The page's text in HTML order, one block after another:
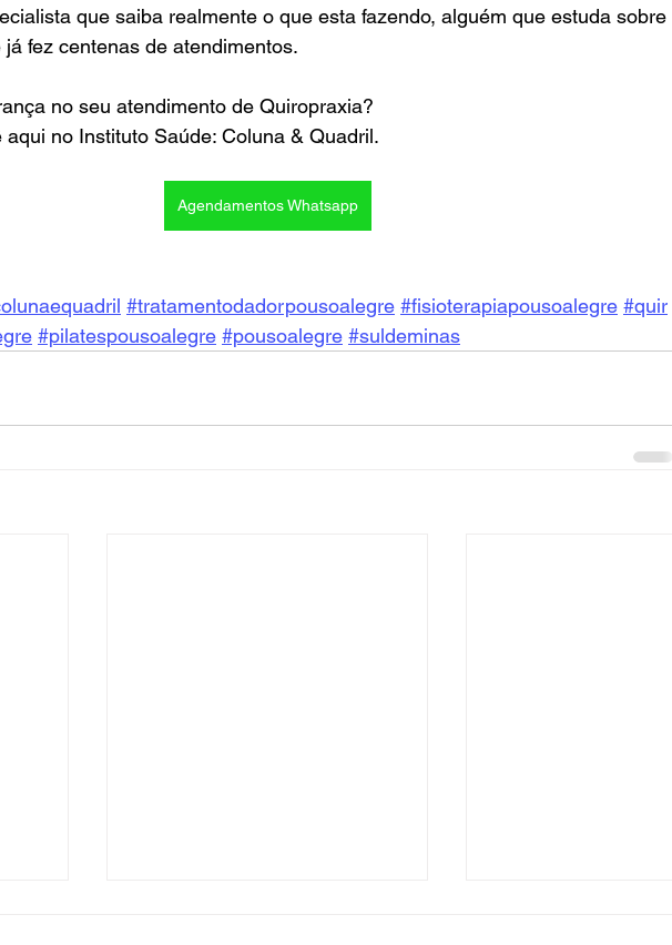
que saiba realmente o que esta fazendo, alguém que estuda sobre
já fez centenas de atendimentos.
no seu atendimento de Quiropraxia?
aqui no Instituto Saúde: Coluna & Quadril.
Agendamentos Whatsapp
#tratamentodadorpousoalegre #fisioterapiapousoalegre #quir
#pilatespousoalegre #pousoalegre #suldeminas